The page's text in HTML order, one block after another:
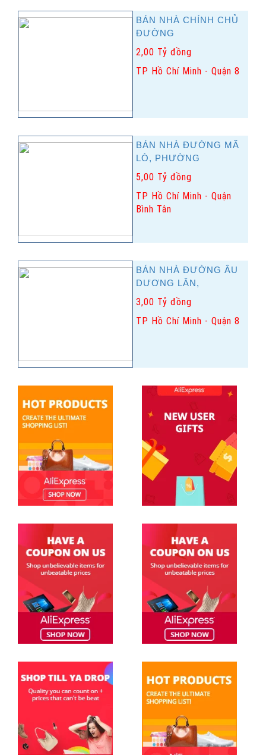
BÁN NHÀ CHÍNH CHỦ
ĐƯỜNG
2,00 Tỷ đồng
TP Hồ Chí Minh - Quận 8
BÁN NHÀ ĐƯỜNG MÃ
LÒ, PHƯỜNG
5,00 Tỷ đồng
TP Hồ Chí Minh - Quận
Bình Tân
BÁN NHÀ ĐƯỜNG ÂU
DƯƠNG LÂN,
3,00 Tỷ đồng
TP Hồ Chí Minh - Quận 8